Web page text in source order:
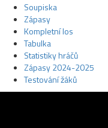
Soupiska
Zápasy
Kompletní los
Tabulka
Statistiky hráčů
Zápasy 2024-2025
Testování žáků